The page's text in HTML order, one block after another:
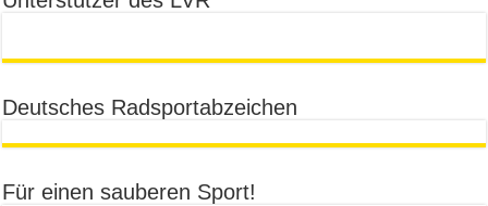
Deutsches Radsportabzeichen
Für einen sauberen Sport!